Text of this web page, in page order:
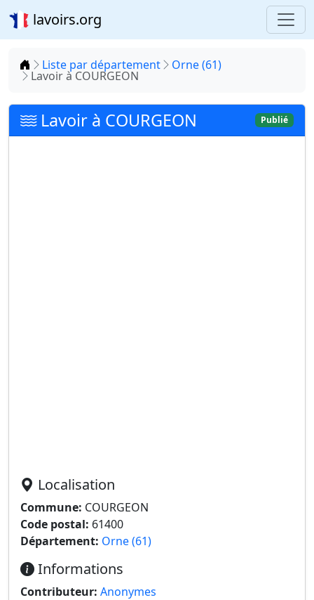
lavoirs.org
Accueil
Liste par département Orne (61)
Lavoir à COURGEON
Lavoir à COURGEON Publié
Localisation
Commune: COURGEON
Code postal: 61400
Département: Orne (61)
Informations
Contributeur: Anonymes